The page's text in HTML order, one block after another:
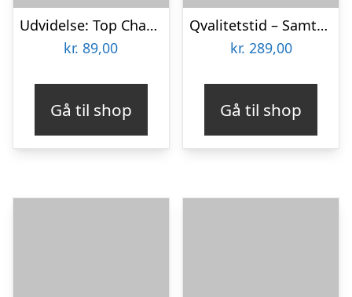
Udvidelse: Top Chart Hits
kr. 89,00
Gå til shop
Qvalitetstid – Samtalespil, Venner
kr. 289,00
Gå til shop